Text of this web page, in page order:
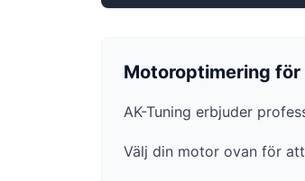
Motoroptimering för
AK-Tuning erbjuder
Välj din motor ovan för